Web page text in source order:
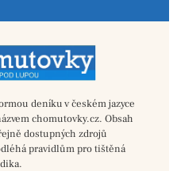
deníku v českém jazyce
chomutovky.cz. Obsah
dostupných zdrojů
pravidlům pro tištěná